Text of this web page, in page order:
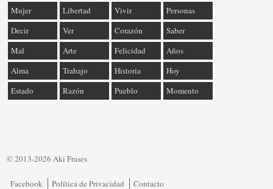
Mujer
Libertad Vivir
Personas
Decir
Ver Corazón
Saber
Mal
Arte Felicidad
Años
Alma
Trabajo Historia
Hoy
Estado
Razón Pueblo Momento
© 2013-2026 Aki Frases
Facebook Política de Privacidad Contacto